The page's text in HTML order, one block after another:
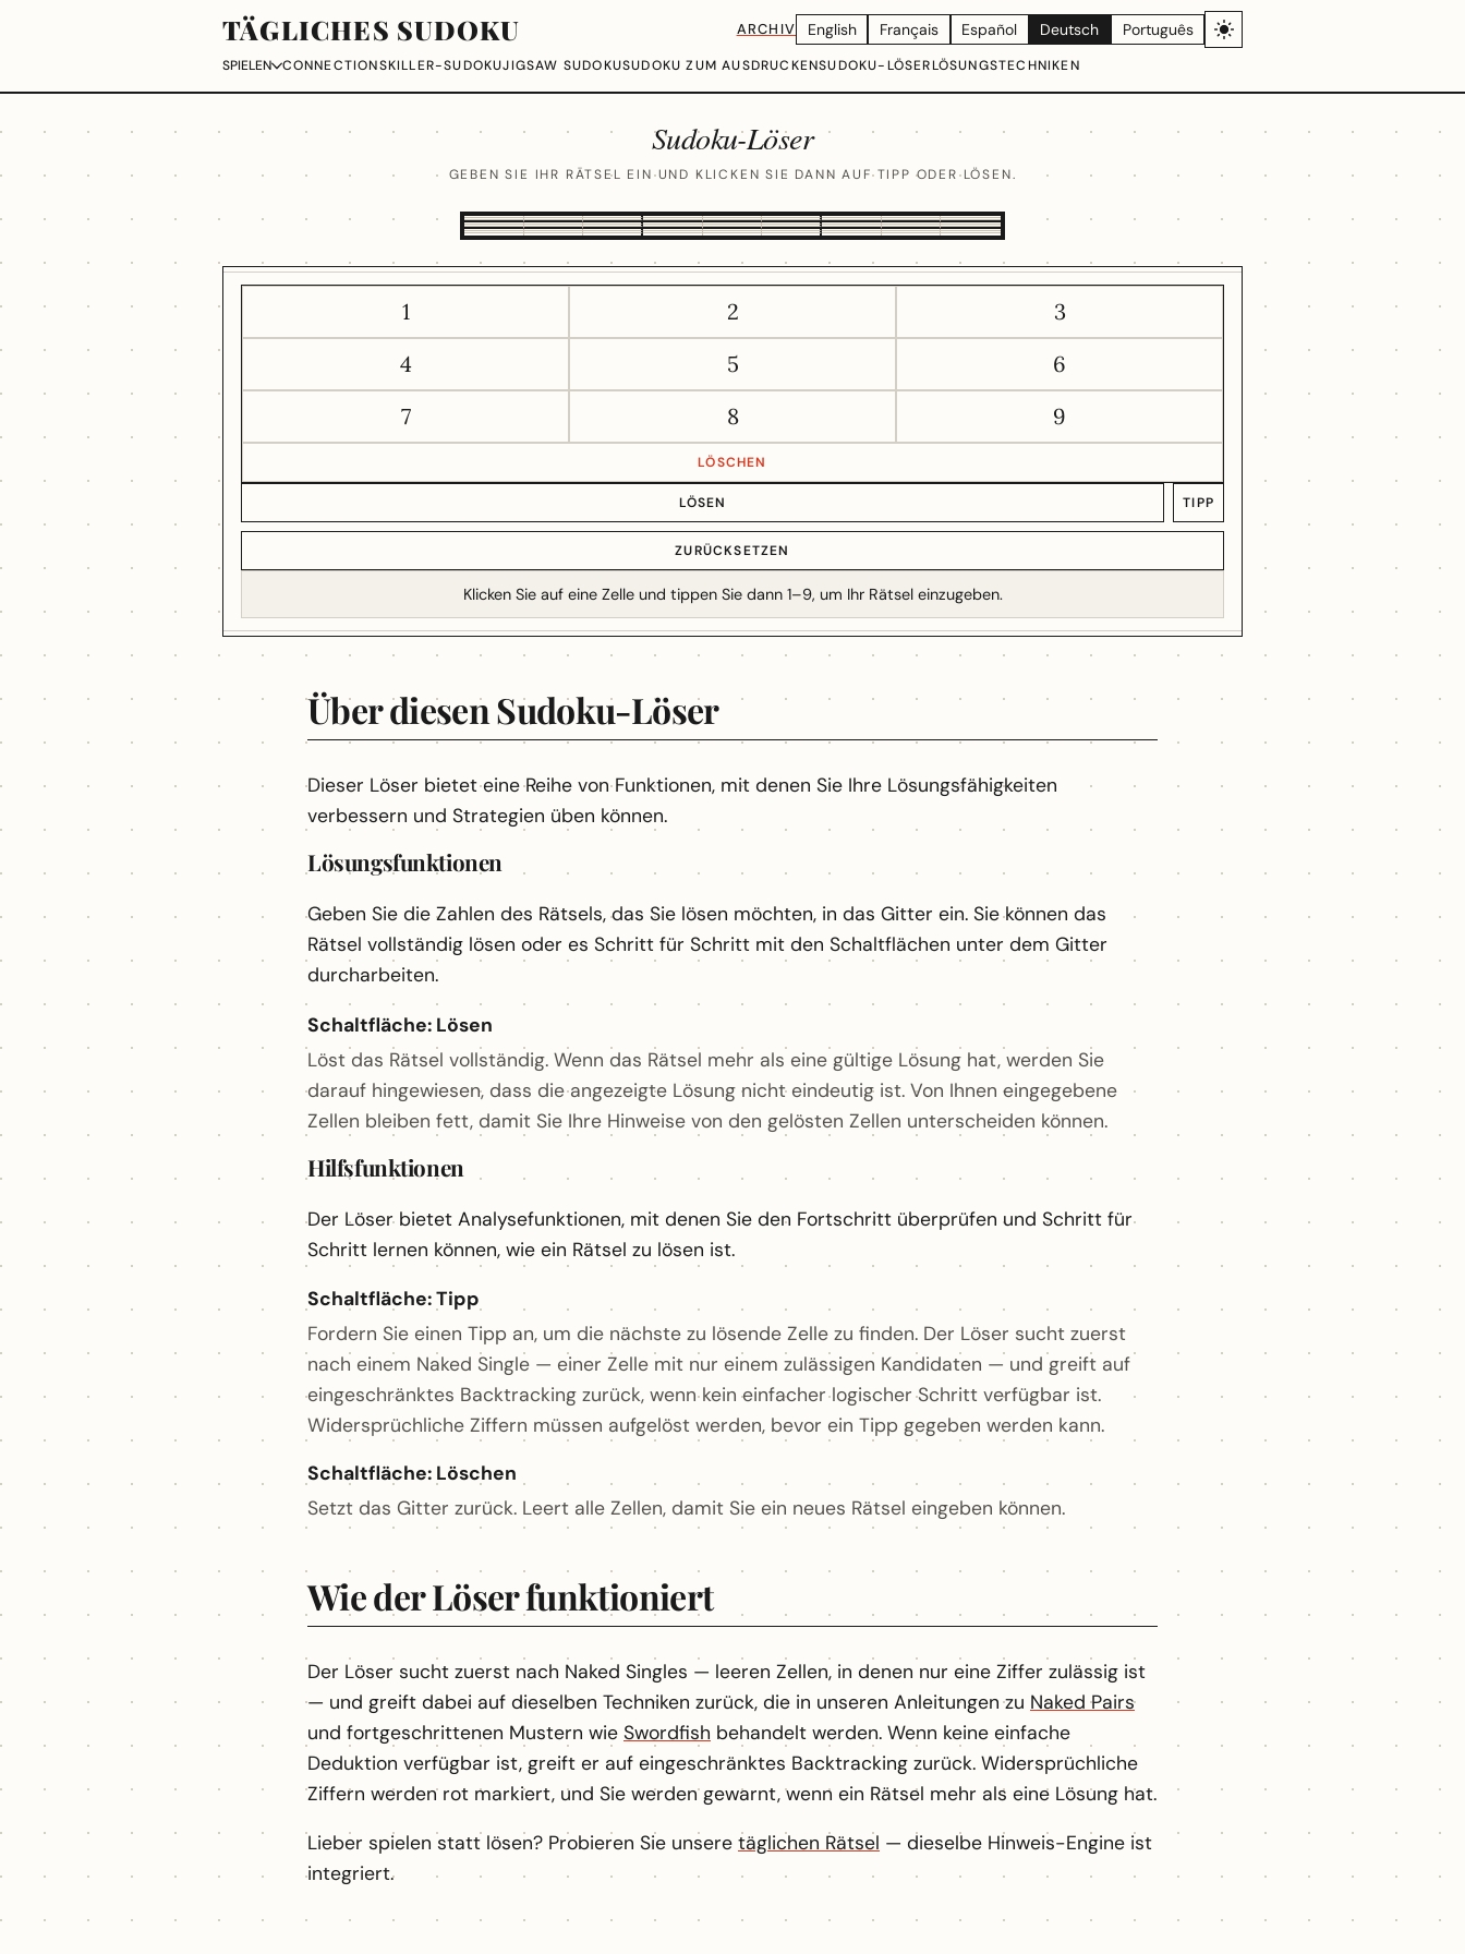
TÄGLICHES SUDOKU ARCHIV English Français Español Deutsch Português
SPIELEN CONNECTIONSKILLER-SUDOKUJIGSAW SUDOKUSUDOKU ZUM AUSDRUCKENSUDOKU-LÖSERLÖSUNGSTECHNIKEN
Sudoku-Löser
GEBEN SIE IHR RÄTSEL EIN UND KLICKEN SIE DANN AUF TIPP ODER LÖSEN.
1 2
3
4
5
6
7
8 9
LÖSCHEN
LÖSEN TIPP
ZURÜCKSETZEN
Klicken Sie auf eine Zelle und tippen Sie dann 1–9, um Ihr Rätsel einzugeben.
Über diesen Sudoku-Löser
Dieser Löser bietet eine Reihe von Funktionen, mit denen Sie Ihre Lösungsfähigkeiten
verbessern und Strategien üben können.
Lösungsfunktionen
Geben Sie die Zahlen des Rätsels, das Sie lösen möchten, in das Gitter ein. Sie können das
Rätsel vollständig lösen oder es Schritt für Schritt mit den Schaltflächen unter dem Gitter
durcharbeiten.
Schaltfläche: Lösen
Löst das Rätsel vollständig. Wenn das Rätsel mehr als eine gültige Lösung hat, werden Sie
darauf hingewiesen, dass die angezeigte Lösung nicht eindeutig ist. Von Ihnen eingegebene
Zellen bleiben fett, damit Sie Ihre Hinweise von den gelösten Zellen unterscheiden können.
Hilfsfunktionen
Der Löser bietet Analysefunktionen, mit denen Sie den Fortschritt überprüfen und Schritt für
Schritt lernen können, wie ein Rätsel zu lösen ist.
Schaltfläche: Tipp
Fordern Sie einen Tipp an, um die nächste zu lösende Zelle zu finden. Der Löser sucht zuerst
nach einem Naked Single — einer Zelle mit nur einem zulässigen Kandidaten — und greift auf
eingeschränktes Backtracking zurück, wenn kein einfacher logischer Schritt verfügbar ist.
Widersprüchliche Ziffern müssen aufgelöst werden, bevor ein Tipp gegeben werden kann.
Schaltfläche: Löschen
Setzt das Gitter zurück. Leert alle Zellen, damit Sie ein neues Rätsel eingeben können.
Wie der Löser funktioniert
Der Löser sucht zuerst nach Naked Singles — leeren Zellen, in denen nur eine Ziffer zulässig ist
— und greift dabei auf dieselben Techniken zurück, die in unseren Anleitungen zu Naked Pairs
und fortgeschrittenen Mustern wie Swordfish behandelt werden. Wenn keine einfache
Deduktion verfügbar ist, greift er auf eingeschränktes Backtracking zurück. Widersprüchliche
Ziffern werden rot markiert, und Sie werden gewarnt, wenn ein Rätsel mehr als eine Lösung hat.
Lieber spielen statt lösen? Probieren Sie unsere täglichen Rätsel — dieselbe Hinweis-Engine ist
integriert.